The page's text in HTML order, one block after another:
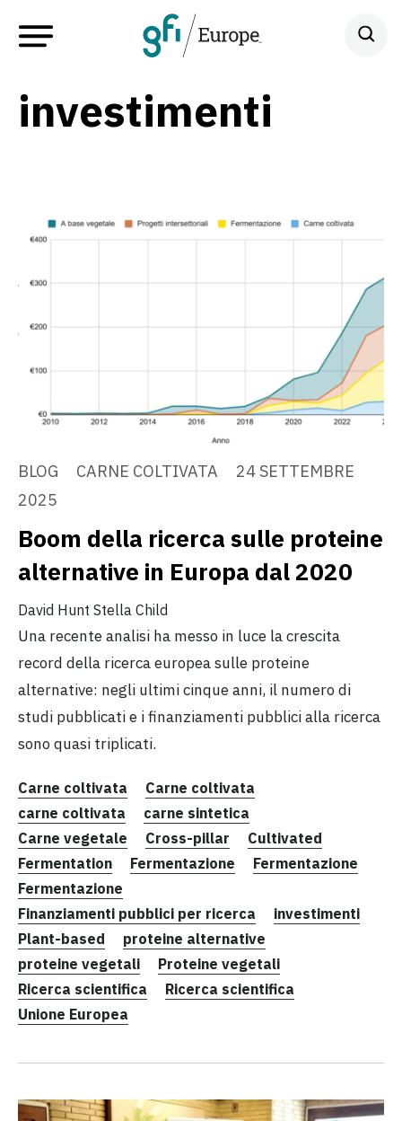
investimenti
BLOG CARNE COLTIVATA
24 SETTEMBRE
2025
Boom della ricerca sulle proteine
alternative in Europa dal 2020
David Hunt Stella Child
Una recente analisi ha messo in luce la crescita
record della ricerca europea sulle proteine
alternative: negli ultimi cinque anni, il numero di
studi pubblicati e i finanziamenti pubblici alla ricerca
sono quasi triplicati.
Carne coltivata
Carne coltivata
carne coltivata
carne sintetica
Carne vegetale
Cross-pillar
Cultivated
Fermentation
Fermentazione
Fermentazione
Fermentazione
Finanziamenti pubblici per ricerca
investimenti
Plant-based
proteine alternative
proteine vegetali
Proteine vegetali
Ricerca scientifica
Ricerca scientifica
Unione Europea